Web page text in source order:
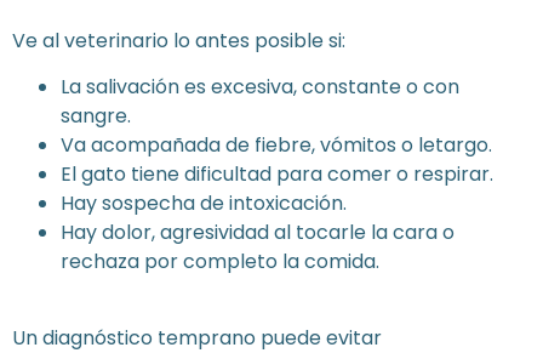
Ve al veterinario lo antes posible si:
La salivación es excesiva, constante o con
sangre.
Va acompañada de fiebre, vómitos o letargo.
El gato tiene dificultad para comer o respirar.
Hay sospecha de intoxicación.
Hay dolor, agresividad al tocarle la cara o
rechaza por completo la comida.
Un diagnóstico temprano puede evitar